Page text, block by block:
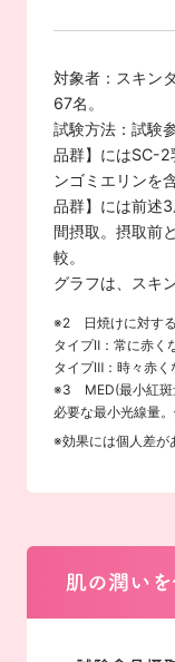
対象者：スキン
67名。
試験方法：試験
品群】にはSC-2
ンゴミエリンを
品群】には前述
間摂取。摂取前
較。
グラフは、スキ
※2 日焼けに対する
タイプⅡ：常に赤く
タイプⅢ：時々赤く
※3 MED(最小紅斑
必要な最小光線量
※効果には個人差が